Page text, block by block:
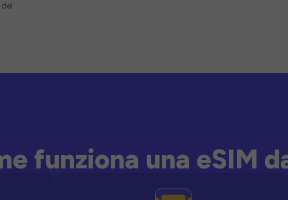
funziona una eSIM